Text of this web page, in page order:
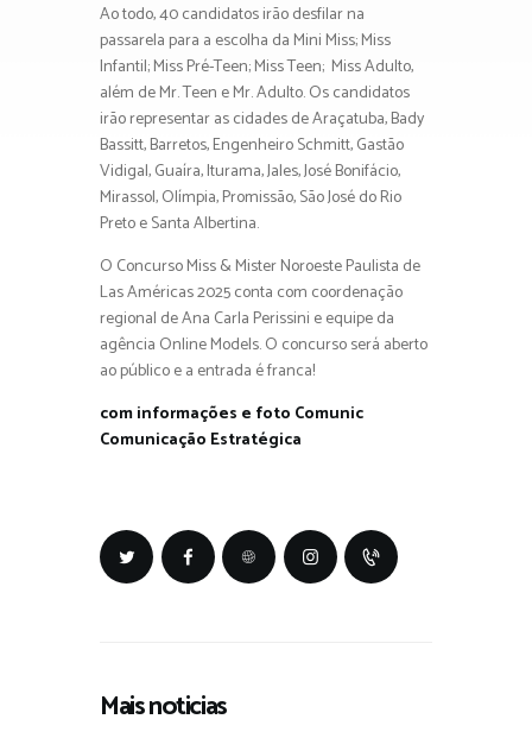
Ao todo, 40 candidatos irão desfilar na
passarela para a escolha da Mini Miss; Miss
Infantil; Miss Pré-Teen; Miss Teen; Miss Adulto,
além de Mr. Teen e Mr. Adulto. Os candidatos
irão representar as cidades de Araçatuba, Bady
Bassitt, Barretos, Engenheiro Schmitt, Gastão
Vidigal, Guaíra, Iturama, Jales, José Bonifácio,
Mirassol, Olímpia, Promissão, São José do Rio
Preto e Santa Albertina.
O Concurso Miss & Mister Noroeste Paulista de
Las Américas 2025 conta com coordenação
regional de Ana Carla Perissini e equipe da
agência Online Models. O concurso será aberto
ao público e a entrada é franca!
com informações e foto Comunic
Comunicação Estratégica
Mais noticias